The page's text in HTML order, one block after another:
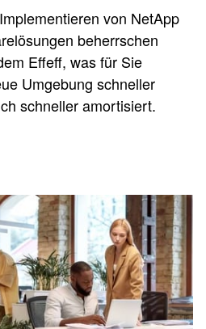
von NetApp
beherrschen
Effeff, was für Sie
Umgebung schneller
schneller amortisiert.